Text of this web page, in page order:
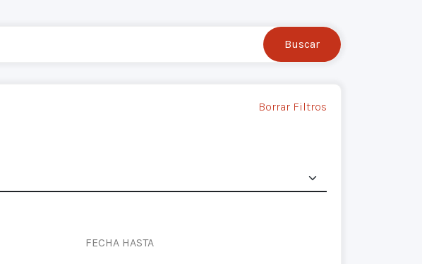
Borrar Filtros
FECHA HASTA